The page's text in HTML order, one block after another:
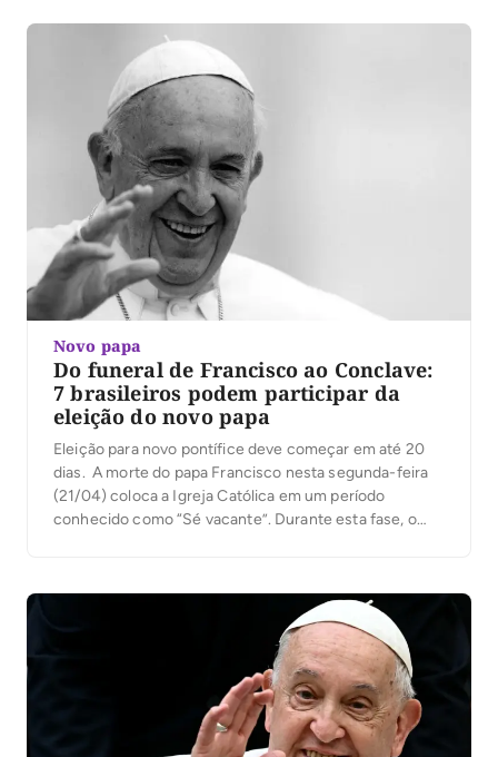
faleceu após realizar missa no domingo de Páscoa na
Praça de São Pedro, no […]
Novo papa
Do funeral de Francisco ao Conclave:
7 brasileiros podem participar da
eleição do novo papa
Eleição para novo pontífice deve começar em até 20
dias. A morte do papa Francisco nesta segunda-feira
(21/04) coloca a Igreja Católica em um período
conhecido como “Sé vacante”. Durante esta fase, o
tinha 88 anos […]